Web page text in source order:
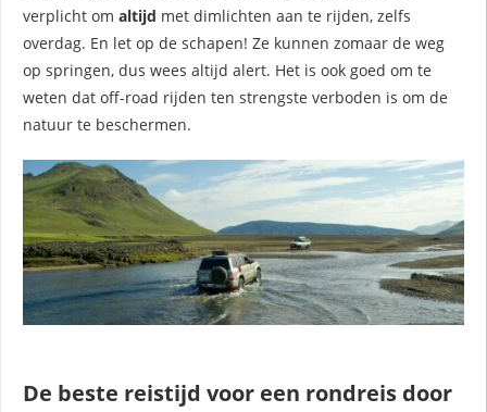
verplicht om altijd met dimlichten aan te rijden, zelfs
overdag. En let op de schapen! Ze kunnen zomaar de weg
op springen, dus wees altijd alert. Het is ook goed om te
weten dat off-road rijden ten strengste verboden is om de
natuur te beschermen.
De beste reistijd voor een rondreis door